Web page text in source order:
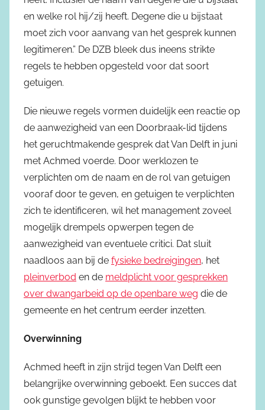
en welke rol hij/zij heeft. Degene die u bijstaat
moet zich voor aanvang van het gesprek kunnen
legitimeren.” De DZB bleek dus ineens strikte
regels te hebben opgesteld voor dat soort
getuigen.
Die nieuwe regels vormen duidelijk een reactie op
de aanwezigheid van een Doorbraak-lid tijdens
het geruchtmakende gesprek dat Van Delft in juni
met Achmed voerde. Door werklozen te
verplichten om de naam en de rol van getuigen
vooraf door te geven, en getuigen te verplichten
zich te identificeren, wil het management zoveel
mogelijk drempels opwerpen tegen de
aanwezigheid van eventuele critici. Dat sluit
naadloos aan bij de fysieke bedreigingen, het
pleinverbod en de meldplicht voor gesprekken
over dwangarbeid op de openbare weg die de
gemeente en het centrum eerder inzetten.
Overwinning
Achmed heeft in zijn strijd tegen Van Delft een
belangrijke overwinning geboekt. Een succes dat
ook gunstige gevolgen blijkt te hebben voor